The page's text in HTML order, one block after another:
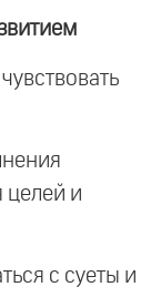
целей и
с суеты и